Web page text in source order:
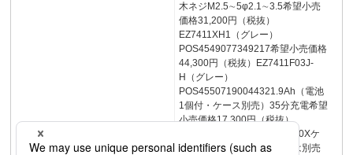
木ネジM2.5∼5φ2.1∼3.5希望小売
価格31,200円（税抜）
EZ7411XH1（グレー）
POS4549077349217希望小売価格
44,300円（税抜）EZ7411F03J-
H（グレー）
POS45507190044321.9Ah（電池
1個付・ケース別売）35分充電希望
小売価格17,300円（税抜）
POS4989602478478EZ6220Xケ
ース・充電器・電池パックは別売